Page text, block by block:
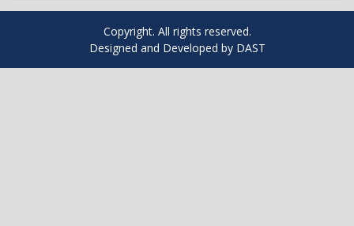
Copyright. All rights reserved.
Designed and Developed by DAST